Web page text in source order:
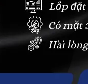
LLumar Chính Hãng